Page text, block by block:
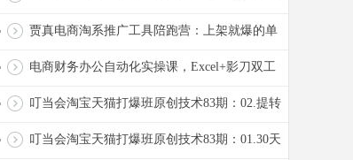
(用起来)& 控点击计划差的替代方式
贾真电商淘系推广工具陪跑营：上架就爆的单
品是怎么炼成的2026.6.15
电商财务办公自动化实操课，Excel+影刀双工
具，数据清洗·报表建模·自动对账
叮当会淘宝天猫打爆班原创技术83期：02.提转
化：改销量2000+屏蔽副图
叮当会淘宝天猫打爆班原创技术83期：01.30天